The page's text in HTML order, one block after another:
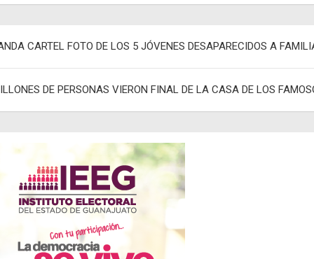
CARTEL FOTO DE LOS 5 JÓVENES DESAPARECIDOS A
DE PERSONAS VIERON FINAL DE LA CASA DE LOS